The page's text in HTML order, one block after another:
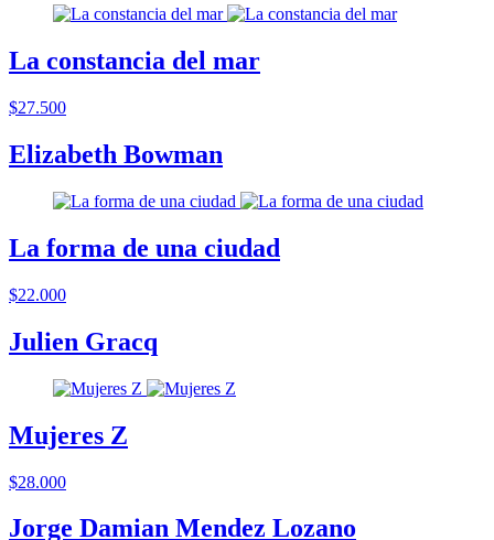
La constancia del mar
$27.500
Elizabeth Bowman
La forma de una ciudad
$22.000
Julien Gracq
Mujeres Z
$28.000
Jorge Damian Mendez Lozano